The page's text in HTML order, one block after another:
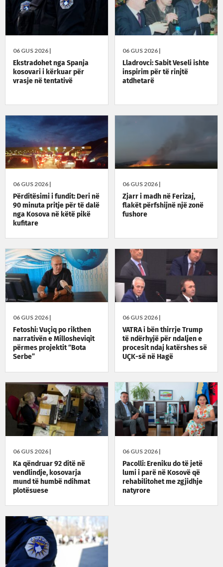
06 GUS 2026 |
Ekstradohet nga Spanja
kosovari i kërkuar për
vrasje në tentativë
06 GUS 2026 |
Lladrovci: Sabit Veseli ishte
inspirim për të rinjtë
atdhetarë
06 GUS 2026 |
Përditësimi i fundit: Deri në
90 minuta pritje për të dalë
nga Kosova në këtë pikë
kufitare
06 GUS 2026 |
Zjarr i madh në Ferizaj,
flakët përfshijnë një zonë
fushore
06 GUS 2026 |
Fetoshi: Vuçiq po rikthen
narrativën e Millosheviqit
përmes projektit “Bota
Serbe”
06 GUS 2026 |
VATRA i bën thirrje Trump
të ndërhyjë për ndaljen e
procesit ndaj katërshes së
UÇK-së në Hagë
06 GUS 2026 |
Ka qëndruar 92 ditë në
vendlindje, kosovarja
mund të humbë ndihmat
plotësuese
06 GUS 2026 |
Pacolli: Ereniku do të jetë
lumi i parë në Kosovë që
rehabilitohet me zgjidhje
natyrore